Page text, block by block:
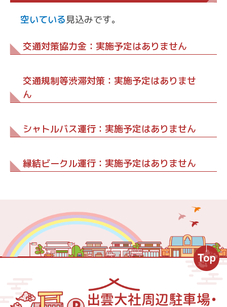
空いている見込みです。
交通対策協力金：実施予定はありません
交通規制等渋滞対策：実施予定はありませ
ん
シャトルバス運行：実施予定はありません
縁結ビークル運行：実施予定はありません